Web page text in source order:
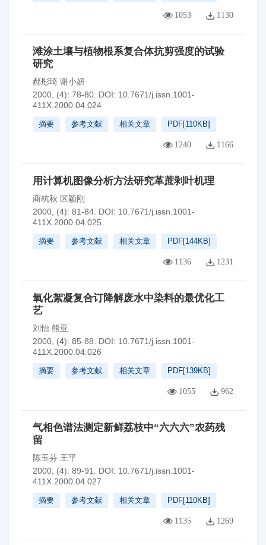
1053 1130
滩涂土壤与植物根系复合体抗剪强度的试验
研究
郝彤琦 谢小妍
2000, (4): 78-80. DOI: 10.7671/j.issn.1001-
411X.2000.04.024
摘要 参考文献 相关文章 PDF[110KB]
1240 1166
用计算机图像分析方法研究革蔗剥叶机理
商杭秋 区颖刚
2000, (4): 81-84. DOI: 10.7671/j.issn.1001-
411X.2000.04.025
摘要 参考文献 相关文章 PDF[144KB]
1136 1231
氧化絮凝复合订降解废水中染料的最优化工
艺
刘怡 熊亚
2000, (4): 85-88.
DOI: 10.7671/j.issn.1001-
411X.2000.04.026
摘要 参考文献 相关文章 PDF[139KB]
1055 962
气相色谱法测定新鲜荔枝中“六六六”农药残
留
陈玉芬 王平
2000, (4): 89-91.
DOI: 10.7671/j.issn.1001-
411X.2000.04.027
摘要 参考文献 相关文章 PDF[110KB]
1135 1269